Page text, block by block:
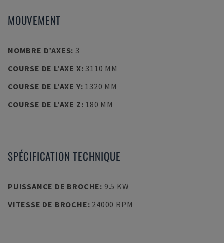
MOUVEMENT
NOMBRE D’AXES: 3
COURSE DE L’AXE X: 3110 MM
COURSE DE L’AXE Y: 1320 MM
COURSE DE L’AXE Z: 180 MM
SPÉCIFICATION TECHNIQUE
PUISSANCE DE BROCHE: 9.5 KW
VITESSE DE BROCHE: 24000 RPM